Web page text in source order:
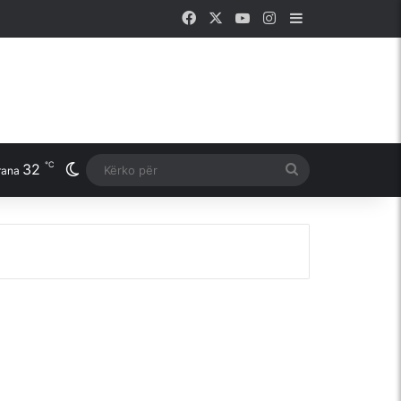
Facebook YouTubeInstagram
32 ℃ Switch skin
për